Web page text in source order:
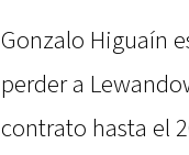
Gonzalo Higuaín
perder a
contrato hasta el